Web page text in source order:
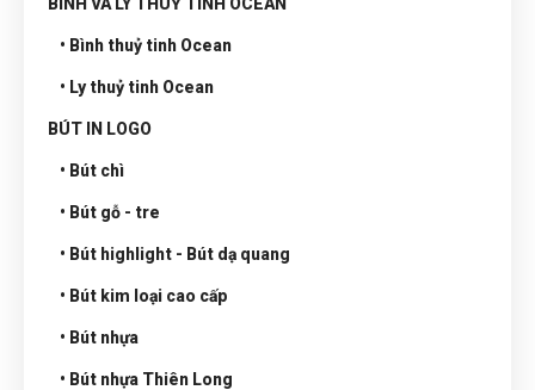
• Bình thuỷ tinh Ocean
• Ly thuỷ tinh Ocean
BÚT IN LOGO
• Bút chì
• Bút gỗ - tre
• Bút highlight - Bút dạ quang
• Bút kim loại cao cấp
• Bút nhựa
• Bút nhựa Thiên Long